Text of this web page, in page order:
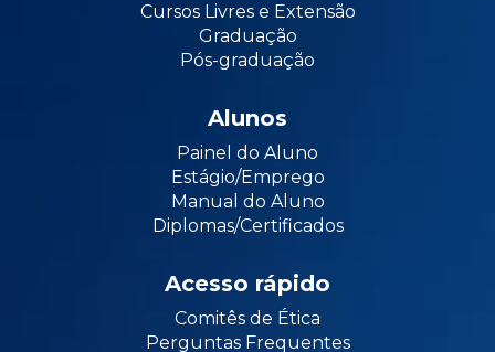
Cursos Livres e Extensão
Graduação
Pós-graduação
Alunos
Painel do Aluno
Estágio/Emprego
Manual do Aluno
Diplomas/Certificados
Acesso rápido
Comitês de Ética
Perguntas Frequentes